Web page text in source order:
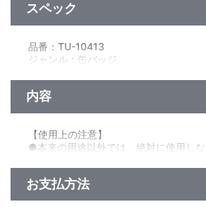
スペック
品番：TU-10413
ジャンル：缶バッジ
生産国：中国
内容
【使用上の注意】
●本来の用途以外では、絶対に使用しな
●装着した状態で激しい運動をすると
●使用しないときは、針に気を付けて
お支払方法